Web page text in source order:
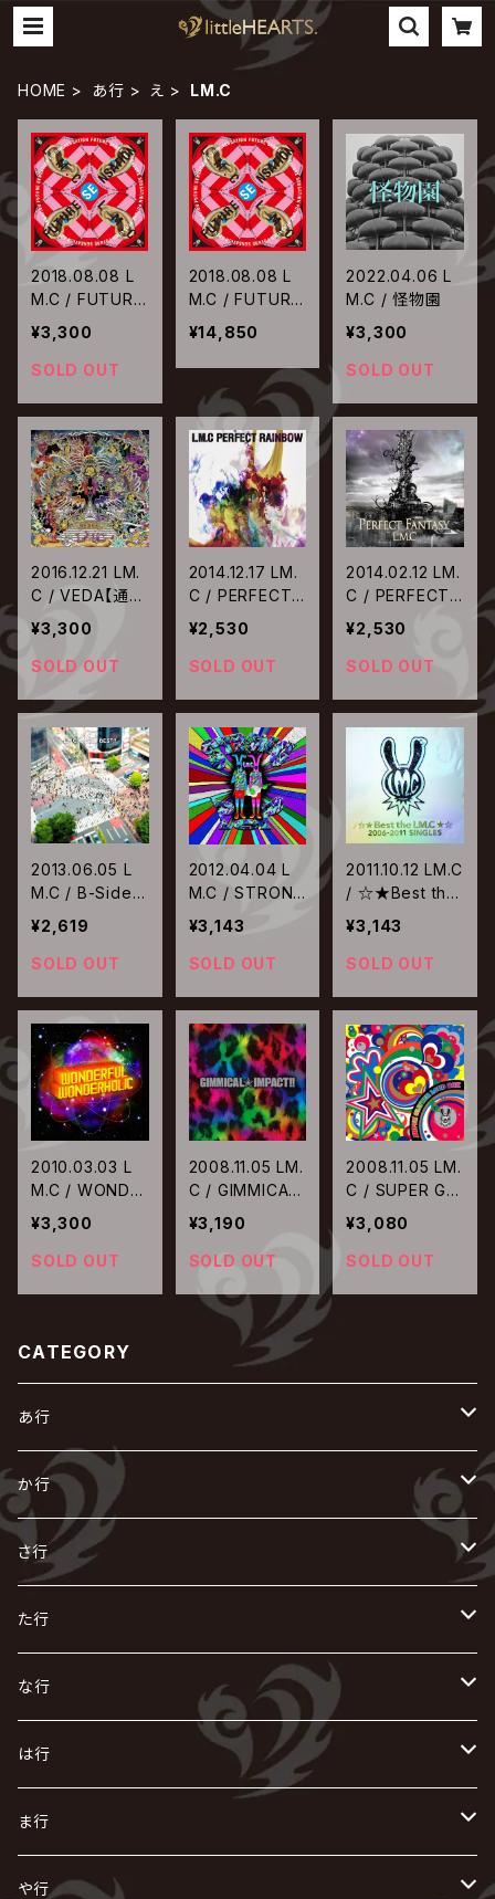
HOME あ行 え LM.C
2018.08.08 L
M.C / FUTURE
SENSATION
【通常盤】
¥3,300
SOLD OUT
2018.08.08 L
M.C / FUTURE
SENSATION
【完全生産限定
盤】
¥14,850
2022.04.06 L
M.C / 怪物園
¥3,300
SOLD OUT
2016.12.21 LM.
C / VEDA【通常
盤】
¥3,300
SOLD OUT
2014.12.17 LM.
C / PERFECT
RAINBOW【通
常盤】
¥2,530
SOLD OUT
2014.02.12 LM.
C / PERFECT F
ANTASY【通常
盤】
¥2,530
SOLD OUT
2013.06.05 L
M.C / B-Side B
EST!!
¥2,619
SOLD OUT
2012.04.04 L
M.C / STRONG
POP【通常盤】
¥3,143
SOLD OUT
2011.10.12 LM.C
/ ☆★Best the
LM.C★☆2006
-2011 SINGLES
【通常盤】
¥3,143
SOLD OUT
2010.03.03 L
M.C / WONDE
RFUL WONDE
RHOLIC【通常
盤】
¥3,300
SOLD OUT
2008.11.05 LM.
C / GIMMICAL
☆IMPACT!!【通
常盤】
¥3,190
SOLD OUT
2008.11.05 LM.
C / SUPER GLI
TTER LOUD B
OX
¥3,080
SOLD OUT
CATEGORY
あ行
あ
R指定
AIOLIN
浅葱 / ASAGI
い
IKUO
exist†trace
う
VIRGE / ヴァージュ
Waive
え
ACE OF SPADES
X JAPAN
LSN / The LEGENDARY SIX NINE
お
AURORIZE
OFIAM
か行
か
怪人二十面奏
Kαin
き
KISAKI
キズ
く
Crack6
グラビティ
け
[ kei ] / 圭
仮病
こ
GOATBED
さ行
さ
ザアザア
The THIRTEEN
し
Zeke Deux
Z CLEAR
す
Z CLEAR
超ジャシー
せ
ゼラ
そ
た行
た
DASEIN
DAIGO
ち
CHAQLA.
つ
て
な行
な
NIGHTMARE
NAZARE
に
NiEL
ぬ
は行
は
heidi.
ひ
ま行
ま
や行